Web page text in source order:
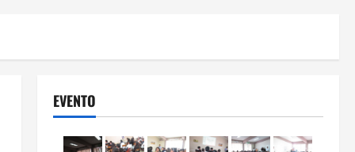
EVENTO